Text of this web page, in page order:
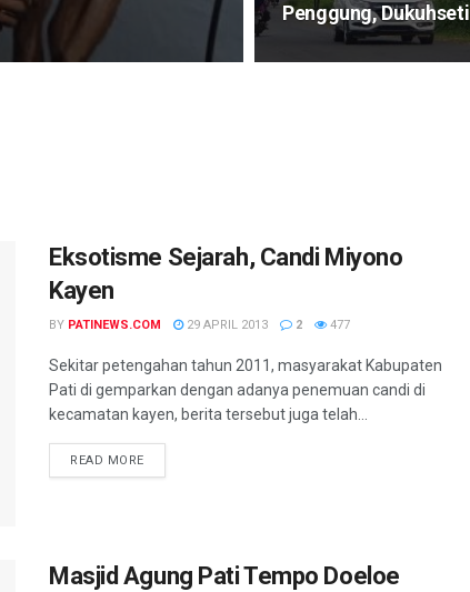
Penggung, Dukuhseti
Eksotisme Sejarah, Candi Miyono
Kayen
BY PATINEWS.COM 29 APRIL 2013 2 477
Sekitar petengahan tahun 2011, masyarakat Kabupaten
Pati di gemparkan dengan adanya penemuan candi di
kecamatan kayen, berita tersebut juga telah...
READ MOREDETAILS
Masjid Agung Pati Tempo Doeloe